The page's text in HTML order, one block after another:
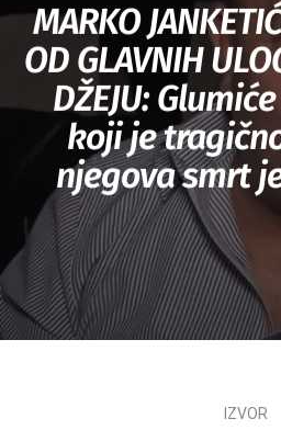
MARKO
OD GLAVNIH
DŽEJU:
koji je
njegova smrt je
IZVOR